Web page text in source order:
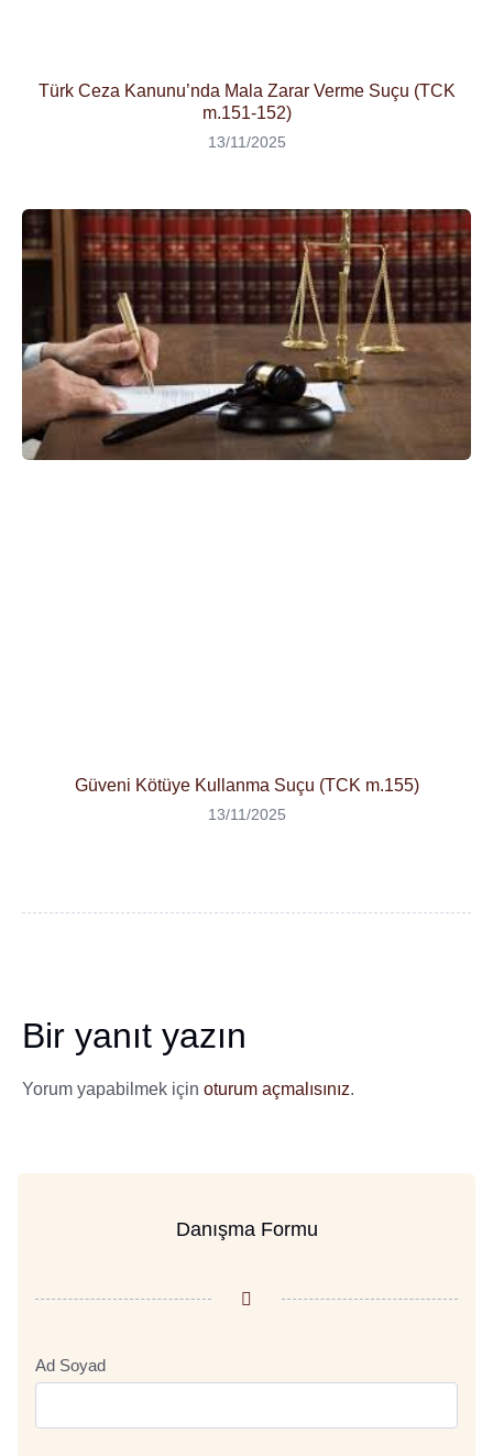
Türk Ceza Kanunu’nda Mala Zarar Verme Suçu (TCK
m.151-152)
13/11/2025
Güveni Kötüye Kullanma Suçu (TCK m.155)
13/11/2025
Bir yanıt yazın
Yorum yapabilmek için oturum açmalısınız.
Danışma Formu
Ad Soyad